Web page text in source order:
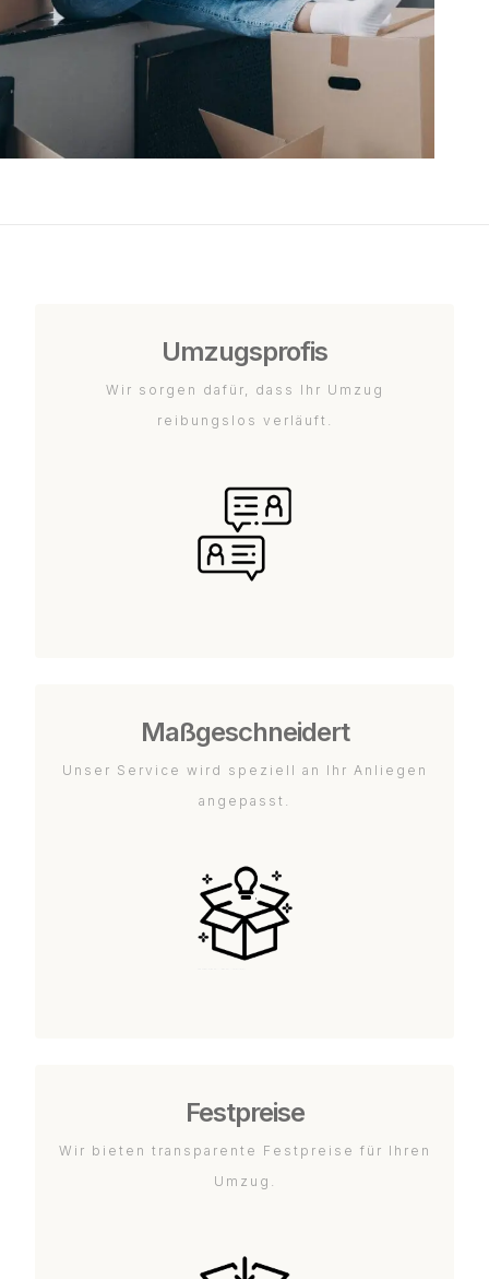
Umzugsprofis
Wir sorgen dafür, dass Ihr Umzug
reibungslos verläuft.
Maßgeschneidert
Unser Service wird speziell an Ihr Anliegen
angepasst.
Festpreise
Wir bieten transparente Festpreise für Ihren
Umzug.